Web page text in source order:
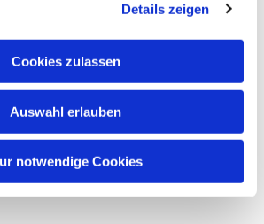
Details zeigen
Cookies zulassen
Auswahl erlauben
notwendige Cookies